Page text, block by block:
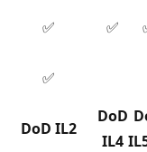
✅ ✅
✅
DoD IL2
DoD
IL4